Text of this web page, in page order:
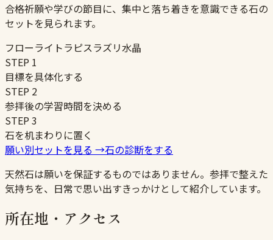
合格祈願や学びの節目に、集中と落ち着きを意識できる石の
セットを見られます。
フローライトラピスラズリ水晶
STEP 1
目標を具体化する
STEP 2
参拝後の学習時間を決める
STEP3
石を机まわりに置く
願い別セットを見る →石の診断をする
天然石は願いを保証するものではありません。参拝で整えた
気持ちを、日常で思い出すきっかけとして紹介しています。
所在地・アクセス